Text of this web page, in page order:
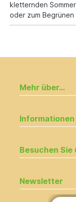
kletternden
oder zum Begrünen
Mehr über...
Informationen
Besuchen Sie
Newsletter